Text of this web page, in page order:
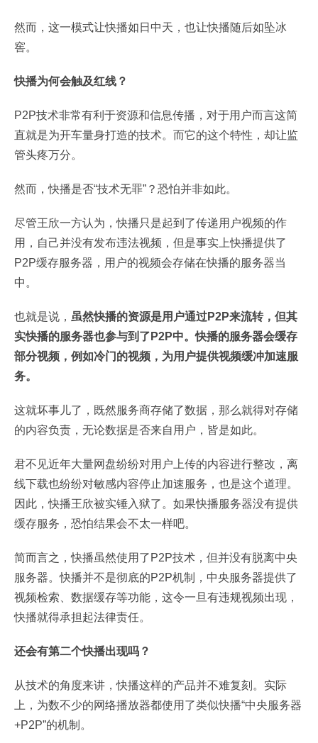
然而，这一模式让快播如日中天，也让快播随后如坠冰
窖。
快播为何会触及红线？
P2P技术非常有利于资源和信息传播，对于用户而言这简
直就是为开车量身打造的技术。而它的这个特性，却让监
管头疼万分。
然而，快播是否“技术无罪”？恐怕并非如此。
尽管王欣一方认为，快播只是起到了传递用户视频的作
用，自己并没有发布违法视频，但是事实上快播提供了
P2P缓存服务器，用户的视频会存储在快播的服务器当
中。
也就是说， 虽然快播的资源是用户通过P2P来流转，但其
实快播的服务器也参与到了P2P中。快播的服务器会缓存
部分视频，例如冷门的视频，为用户提供视频缓冲加速服
务。
这就坏事儿了，既然服务商存储了数据，那么就得对存储
的内容负责，无论数据是否来自用户，皆是如此。
君不见近年大量网盘纷纷对用户上传的内容进行整改，离
线下载也纷纷对敏感内容停止加速服务，也是这个道理。
因此，快播王欣被实锤入狱了。如果快播服务器没有提供
缓存服务，恐怕结果会不太一样吧。
简而言之，快播虽然使用了P2P技术，但并没有脱离中央
服务器。快播并不是彻底的P2P机制，中央服务器提供了
视频检索、数据缓存等功能，这令一旦有违规视频出现，
快播就得承担起法律责任。
还会有第二个快播出现吗？
从技术的角度来讲，快播这样的产品并不难复刻。实际
上，为数不少的网络播放器都使用了类似快播“中央服务器
+P2P”的机制。